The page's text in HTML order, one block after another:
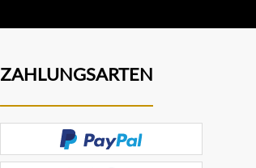
ZAHLUNGSARTEN